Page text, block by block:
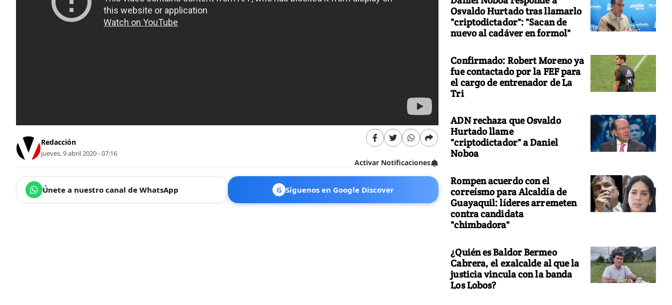
Redacción
jueves, 9 abril 2020 - 07:16
Activar Notificaciones
Únete a nuestro canal de WhatsApp G Síguenos en Google Discover
Osvaldo Hurtado tras llamarlo
"criptodictador": "Sacan de
nuevo al cadáver en formol"
Confirmado: Robert Moreno ya
fue contactado por la FEF para
el cargo de entrenador de La
Tri
ADN rechaza que Osvaldo
Hurtado llame
"criptodictador" a Daniel
Noboa
Rompen acuerdo con el
correísmo para Alcaldía de
Guayaquil: líderes arremeten
contra candidata
"chimbadora"
¿Quién es Baldor Bermeo
Cabrera, el exalcalde al que la
justicia vincula con la banda
Los Lobos?